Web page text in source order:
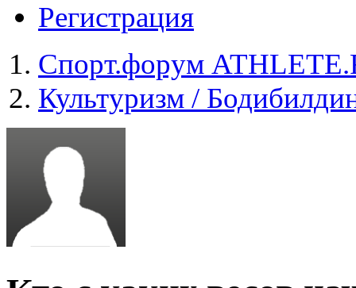
Регистрация
Спорт.форум
Культуризм /